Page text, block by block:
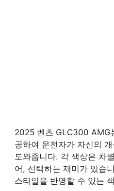
2025 벤츠 GLC300 AMG
공하여 운전자가 자신의
도와줍니다. 각 색상은 차
어, 선택하는 재미가 있습
스타일을 반영할 수 있는